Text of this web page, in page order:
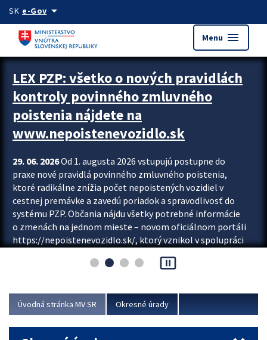
Preskocit na hlavný obsah
SK e-Govarrow_drop_down
Menu menu
Zastavit automatický posun upútavok
LEX PZP: všetko o nových pravidlách
kontroly povinného zmluvného
poistenia nájdete na
www.nepoistenevozidlo.sk
29. 06. 2026Od 1. augusta 2026 vstupujú postupne do
praxe nové pravidlá povinného zmluvného poistenia,
ktoré radikálne znížia počet nepoistených vozidiel v
cestnej premávke a zavedú poriadok a spravodlivosť do
systému PZP. Občania nájdu všetky potrebné informácie
o zmenách na jednom mieste – novom oficiálnom portáli
https://nepoistenevozidlo.sk/, ktorý vznikol v spolupráci
asociácie poisťovní (SLASPO) a Ministerstva vnútra SR.
Viac
pause_presentation
Úvodná stránka MV SR Okresné úrady